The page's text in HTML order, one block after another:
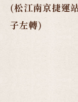
(松江南京捷運
子左轉)